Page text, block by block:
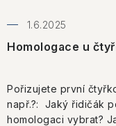
Homologace u
1.6.2025
Pořizujete první
např.?: Jaký řidičák
homologaci vybrat?